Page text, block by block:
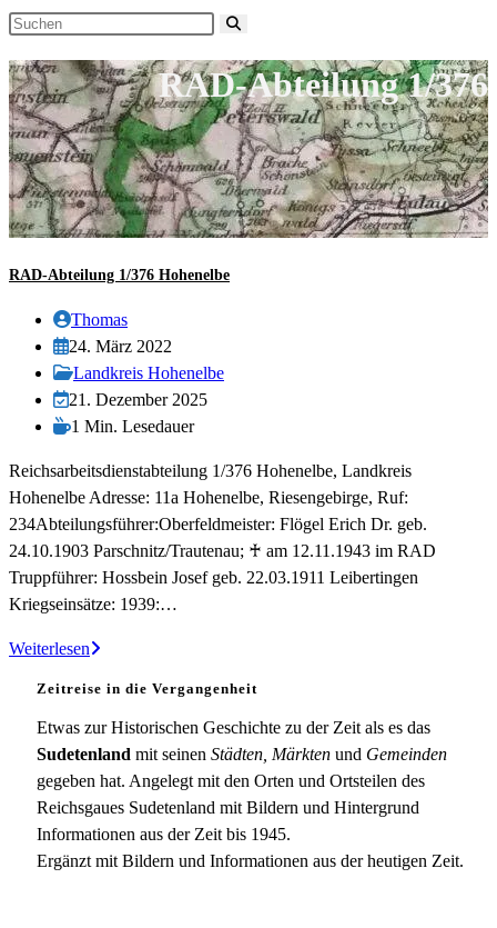
Diese
durchsuchen
RAD-Abteilung 1/376
RAD-Abteilung 1/376 Hohenelbe
Beitrags-
Autor:
Thomas
Beitrag
veröffentlicht:
24. März 2022
Beitrags-
Kategorie:
Landkreis Hohenelbe
Beitrag
zuletzt
am:
21. Dezember 2025
Lesedauer:
1 Min. Lesedauer
Reichsarbeitsdienstabteilung 1/376 Hohenelbe, Landkreis
Hohenelbe Adresse: 11a Hohenelbe, Riesengebirge, Ruf:
234Abteilungsführer:Oberfeldmeister: Flögel Erich Dr. geb.
24.10.1903 Parschnitz/Trautenau; ♰ am 12.11.1943 im RAD
Truppführer: Hossbein Josef geb. 22.03.1911 Leibertingen
Kriegseinsätze: 1939:…
WeiterlesenRAD-
Hohenelbe
Zeitreise in die Vergangenheit
Etwas zur Historischen Geschichte zu der Zeit als es das
Sudetenland mit seinen Städten, Märkten und Gemeinden
gegeben hat. Angelegt mit den Orten und Ortsteilen des
Reichsgaues Sudetenland mit Bildern und Hintergrund
Informationen aus der Zeit bis 1945.
Ergänzt mit Bildern und Informationen aus der heutigen Zeit.